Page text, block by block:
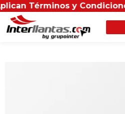
Términos y Condiciones)